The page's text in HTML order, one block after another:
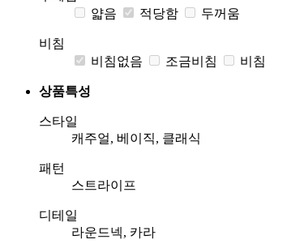
얇음
적당함 두꺼움
비침
비침없음
조금비침 비침
상품특성
스타일
캐주얼, 베이직, 클래식
패턴
스트라이프
디테일
라운드넥, 카라